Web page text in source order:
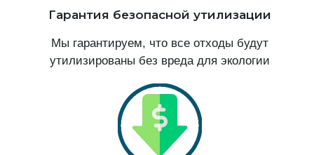
Гарантия безопасной утилизации
Мы гарантируем, что все отходы будут
утилизированы без вреда для экологии